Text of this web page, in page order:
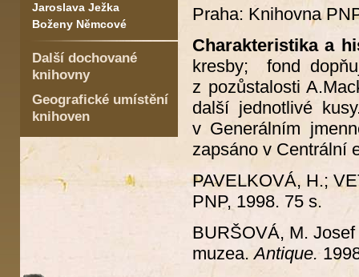
Jaroslava Ježka
Boženy Němcové
Další dochované
knihovny
Geografické umístění
knihoven
Praha: Knihovna
Charakteristika a
kresby; fond
z pozůstalosti
další jednotlivé
v Generálním
zapsáno v Centrální
PAVELKOVÁ, H.;
PNP, 1998. 75 s.
BURŠOVÁ, M.
muzea.Antique.